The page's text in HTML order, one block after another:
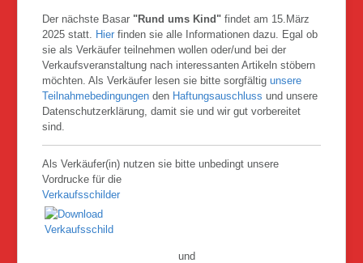
Der nächste Basar "Rund ums Kind" findet am 15.März
2025 statt. Hier finden sie alle Informationen dazu. Egal ob
sie als Verkäufer teilnehmen wollen oder/und bei der
Verkaufsveranstaltung nach interessanten Artikeln stöbern
möchten. Als Verkäufer lesen sie bitte sorgfältigunsere
Teilnahmebedingungen den Haftungsauschluss und unsere
Datenschutzerklärung, damit sie und wir gut vorbereitet
sind.
Als Verkäufer(in) nutzen sie bitte unbedingt unsere
Vordrucke für die
Verkaufsschilder
und